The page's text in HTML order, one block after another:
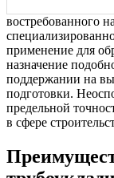
востребованного
применение для
назначение
поддержании на
подготовки.
предельной
в сфере